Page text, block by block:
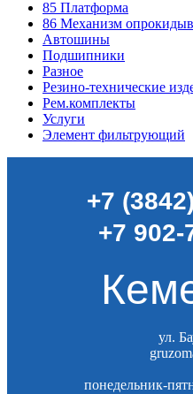
85 Платформа
86 Механизм
Автошины
Подшипники
Разное
Резино-технические
Рем.комплекты
Услуги
Элемент фильтрующий
+7
+7 902-
ул.
понедельник-